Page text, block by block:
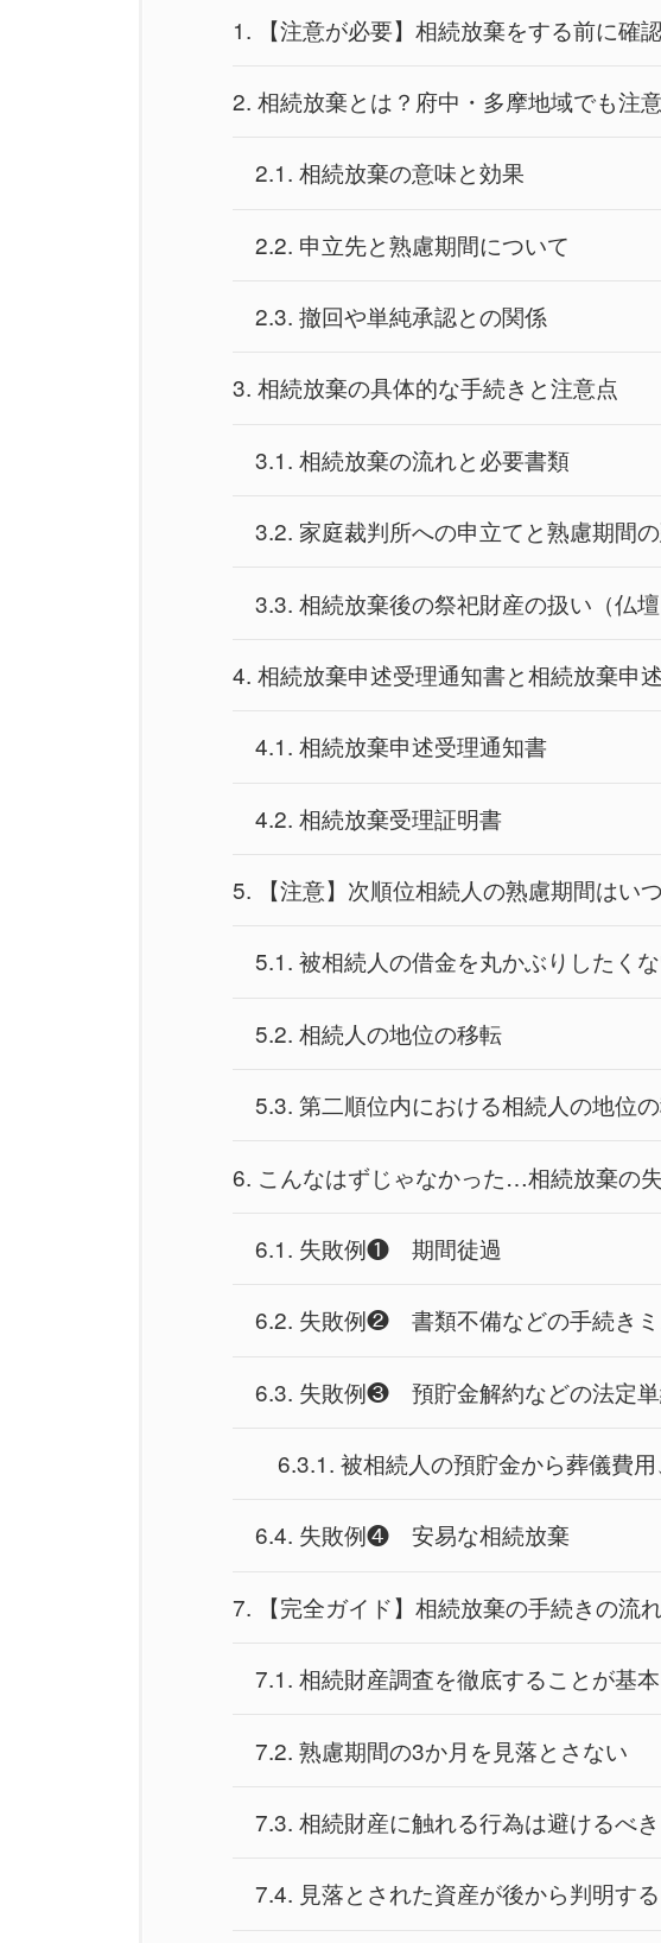
1. 【注意が必要】相続放棄をする前に確
2. 相続放棄とは？府中・多摩地域でも注
2.1. 相続放棄の意味と効果
2.2. 申立先と熟慮期間について
2.3. 撤回や単純承認との関係
3. 相続放棄の具体的な手続きと注意点
3.1. 相続放棄の流れと必要書類
3.2. 家庭裁判所への申立てと熟慮期間
3.3. 相続放棄後の祭祀財産の扱い（仏壇
4. 相続放棄申述受理通知書と相続放棄申
4.1. 相続放棄申述受理通知書
4.2. 相続放棄受理証明書
5. 【注意】次順位相続人の熟慮期間はい
5.1. 被相続人の借金を丸かぶりしたく
5.2. 相続人の地位の移転
5.3. 第二順位内における相続人の地位
6. こんなはずじゃなかった…相続放棄の
6.1. 失敗例❶ 期間徒過
6.2. 失敗例❷ 書類不備などの手続きミ
6.3. 失敗例❸ 預貯金解約などの法定
6.3.1. 被相続人の預貯金から葬儀費
6.4. 失敗例❹ 安易な相続放棄
7. 【完全ガイド】相続放棄の手続きの流
7.1. 相続財産調査を徹底することが基本
7.2. 熟慮期間の3か月を見落とさない
7.3. 相続財産に触れる行為は避けるべき
7.4. 見落とされた資産が後から判明す